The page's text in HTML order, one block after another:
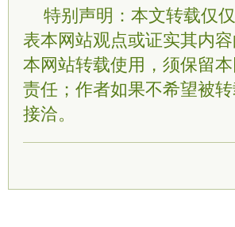
特别声明：本文转载仅
表本网站观点或证实其内
本网站转载使用，须保留
责任；作者如果不希望被
接洽。